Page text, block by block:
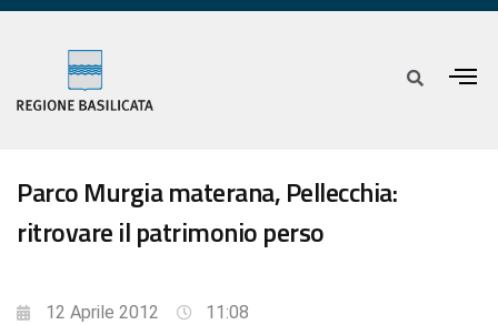
Parco Murgia materana, Pellecchia:
ritrovare il patrimonio perso
12 Aprile 2012 11:08